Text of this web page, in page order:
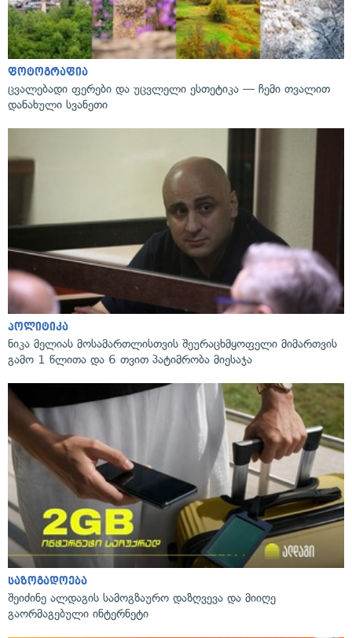
ფოტოგრაფია
ცვალებადი ფერები და უცვლელი ესთეტიკა — ჩემი თვალით
დანახული სვანეთი
პოლიტიკა
ნიკა მელიას მოსამართლისთვის შეურაცხმყოფელი მიმართვის
გამო 1 წლითა და 6 თვით პატიმრობა მიესაჯა
საზოგადოება
შეიძინე ალდაგის სამოგზაურო დაზღვევა და მიიღე
გაორმაგებული ინტერნეტი